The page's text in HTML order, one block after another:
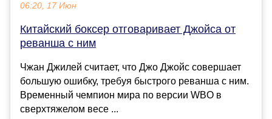
06:20, 17 Июн
Китайский боксер отговаривает Джойса от
реванша с ним
Чжан Джилей считает, что Джо Джойс совершает
большую ошибку, требуя быстрого реванша с ним.
Временный чемпион мира по версии WBO в
сверхтяжелом весе ...